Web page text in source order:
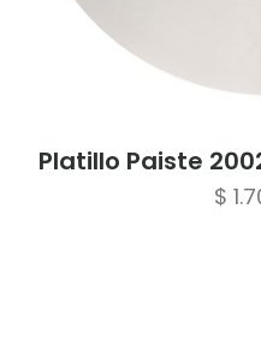
Platillo Paiste
$